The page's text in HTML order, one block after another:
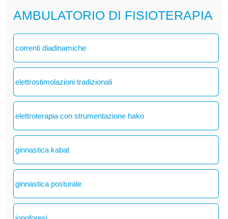
AMBULATORIO DI FISIOTERAPIA
correnti diadinamiche
elettrostimolazioni tradizionali
elettroterapia con strumentazione hako
ginnastica kabat
ginnastica posturale